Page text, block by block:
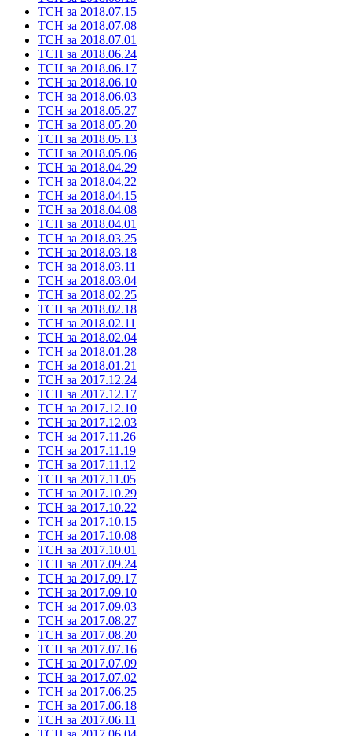
ТСН за 2018.07.15
ТСН за 2018.07.08
ТСН за 2018.07.01
ТСН за 2018.06.24
ТСН за 2018.06.17
ТСН за 2018.06.10
ТСН за 2018.06.03
ТСН за 2018.05.27
ТСН за 2018.05.20
ТСН за 2018.05.13
ТСН за 2018.05.06
ТСН за 2018.04.29
ТСН за 2018.04.22
ТСН за 2018.04.15
ТСН за 2018.04.08
ТСН за 2018.04.01
ТСН за 2018.03.25
ТСН за 2018.03.18
ТСН за 2018.03.11
ТСН за 2018.03.04
ТСН за 2018.02.25
ТСН за 2018.02.18
ТСН за 2018.02.11
ТСН за 2018.02.04
ТСН за 2018.01.28
ТСН за 2018.01.21
ТСН за 2017.12.24
ТСН за 2017.12.17
ТСН за 2017.12.10
ТСН за 2017.12.03
ТСН за 2017.11.26
ТСН за 2017.11.19
ТСН за 2017.11.12
ТСН за 2017.11.05
ТСН за 2017.10.29
ТСН за 2017.10.22
ТСН за 2017.10.15
ТСН за 2017.10.08
ТСН за 2017.10.01
ТСН за 2017.09.24
ТСН за 2017.09.17
ТСН за 2017.09.10
ТСН за 2017.09.03
ТСН за 2017.08.27
ТСН за 2017.08.20
ТСН за 2017.07.16
ТСН за 2017.07.09
ТСН за 2017.07.02
ТСН за 2017.06.25
ТСН за 2017.06.18
ТСН за 2017.06.11